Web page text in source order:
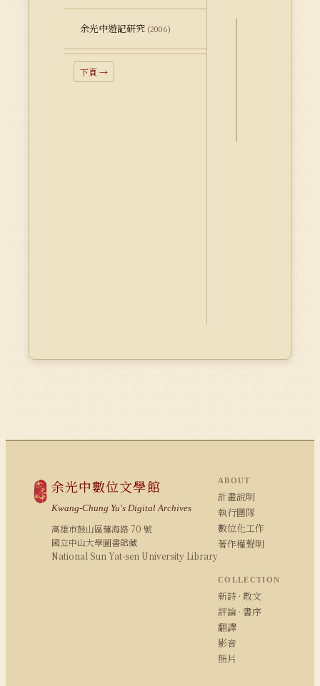
余光中遊記研究 (2006)
下頁 →
余光中數位文學館
Kwang-Chung Yu's Digital Archives
高雄市鼓山區蓮海路 70 號
國立中山大學圖書館藏
National Sun Yat-sen University Library
ABOUT
計畫說明
執行團隊
數位化工作
著作權聲明
COLLECTION
新詩 · 散文
評論 · 書序
翻譯
影音
照片